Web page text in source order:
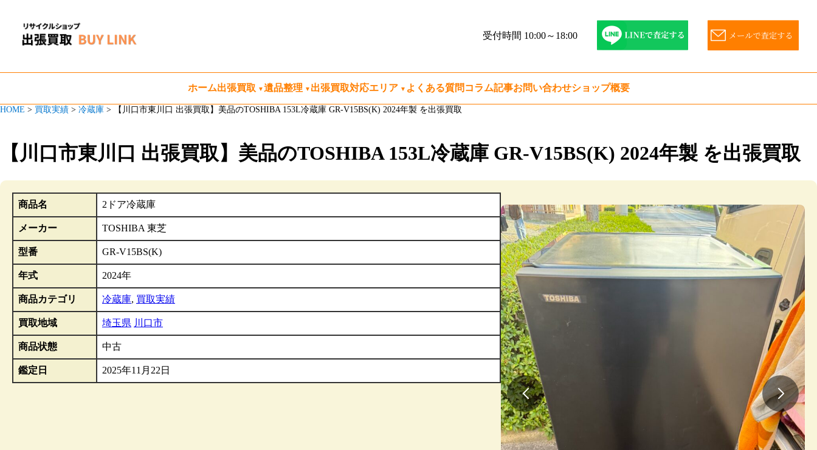
受付時間 10:00～18:00
ホーム出張買取 遺品整理 出張買取対応エリア よくある質問 コラム記事お問い合わせショップ概要
HOME > 買取実績 > 冷蔵庫 > 【川口市東川口 出張買取】美品のTOSHIBA 153L冷蔵庫 GR-V15BS(K) 2024年製 を出張買取
【川口市東川口 出張買取】美品のTOSHIBA 153L冷蔵庫 GR-V15BS(K) 2024年製 を出張買取
商品名 2ドア冷蔵庫
メーカー TOSHIBA 東芝
型番 GR-V15BS(K)
年式 2024年
商品カテゴリ 冷蔵庫, 買取実績
買取地域 埼玉県 川口市
商品状態 中古
鑑定日 2025年11月22日